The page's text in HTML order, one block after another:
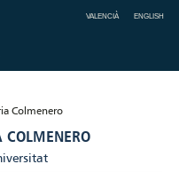
VALENCIÀ ENGLISH